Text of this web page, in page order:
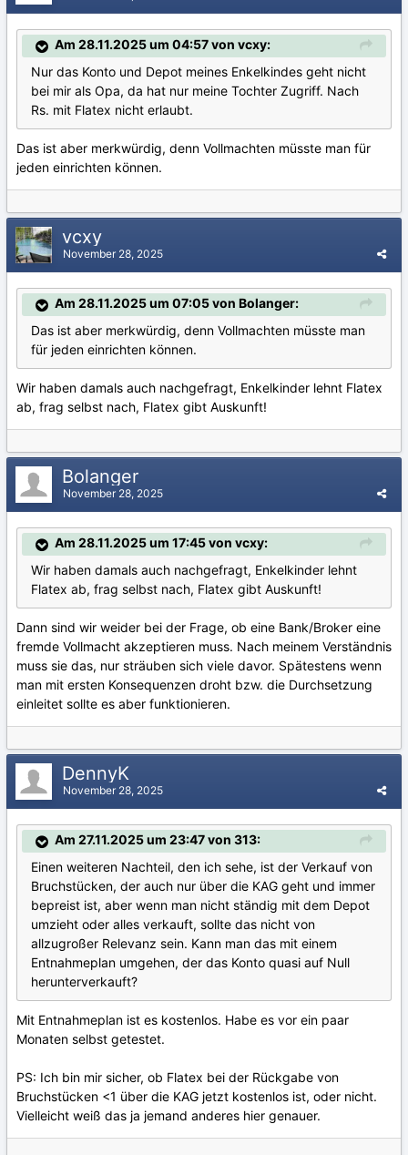
Am 28.11.2025 um 04:57 von vcxy:
Nur das Konto und Depot meines Enkelkindes geht nicht
bei mir als Opa, da hat nur meine Tochter Zugriff. Nach
Rs. mit Flatex nicht erlaubt.
Das ist aber merkwürdig, denn Vollmachten müsste man für
jeden einrichten können.
vcxy
November 28, 2025
Am 28.11.2025 um 07:05 von Bolanger:
Das ist aber merkwürdig, denn Vollmachten müsste man
für jeden einrichten können.
Wir haben damals auch nachgefragt, Enkelkinder lehnt Flatex
ab, frag selbst nach, Flatex gibt Auskunft!
Bolanger
November 28, 2025
Am 28.11.2025 um 17:45 von vcxy:
Wir haben damals auch nachgefragt, Enkelkinder lehnt
Flatex ab, frag selbst nach, Flatex gibt Auskunft!
Dann sind wir weider bei der Frage, ob eine Bank/Broker eine
fremde Vollmacht akzeptieren muss. Nach meinem Verständnis
muss sie das, nur sträuben sich viele davor. Spätestens wenn
man mit ersten Konsequenzen droht bzw. die Durchsetzung
einleitet sollte es aber funktionieren.
DennyK
November 28, 2025
Am 27.11.2025 um 23:47 von 313:
Einen weiteren Nachteil, den ich sehe, ist der Verkauf von
Bruchstücken, der auch nur über die KAG geht und immer
bepreist ist, aber wenn man nicht ständig mit dem Depot
umzieht oder alles verkauft, sollte das nicht von
allzugroßer Relevanz sein. Kann man das mit einem
Entnahmeplan umgehen, der das Konto quasi auf Null
herunterverkauft?
Mit Entnahmeplan ist es kostenlos. Habe es vor ein paar
Monaten selbst getestet.
PS: Ich bin mir sicher, ob Flatex bei der Rückgabe von
Bruchstücken <1 über die KAG jetzt kostenlos ist, oder nicht.
Vielleicht weiß das ja jemand anderes hier genauer.